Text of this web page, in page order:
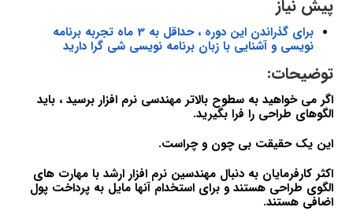
پیش نیاز
برای گذراندن این دوره ، حداقل به 3 ماه تجربه برنامه
نویسی و آشنایی با زبان برنامه نویسی شی گرا دارید
توضیحات:
اگر می خواهید به سطوح بالاتر مهندسی نرم افزار برسید ، باید
الگوهای طراحی را فرا بگیرید.
این یک حقیقت بی چون و چراست.
اکثر کارفرمایان به دنبال مهندسین نرم افزار ارشد با مهارت های
الگوی طراحی هستند و برای استخدام آنها مایل به پرداخت پول
اضافی هستند.